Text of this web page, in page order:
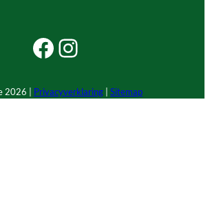
Facebook Beleef Princenhage
Instagram Beleef Princenhage
2026 | Privacyverklaring Sitemap